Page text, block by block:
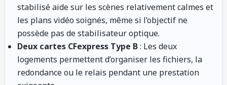
stabilisé aide sur les scènes relativement calmes et
les plans vidéo soignés, même si l’objectif ne
possède pas de stabilisateur optique.
Deux cartes CFexpress Type B: Les deux
logements permettent d’organiser les fichiers, la
redondance ou le relais pendant une prestation